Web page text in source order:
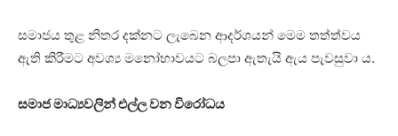
සමාජය තුළ නිතර දක්නට ලැබෙන ආදර්ශයන් මෙම තත්ත්වය
ඇති කිරීමට අවශ්‍ය මනෝභාවයට බලපා ඇතැයි ඇය පැවසුවා ය.
සමාජ මාධ්‍යවලින් එල්ල වන විරෝධය